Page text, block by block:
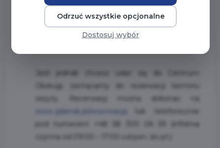
Pamiętaj, że wszystkie sprawy załatwisz
online po zalogowaniu na swoje konto lub
Obsługi, zachęcamy do rezerwacji terminu
wizyty. Rezerwacji można dokonać na
www.gdansk.pl/rezerwacja
lub telefonicznie
pod numerem +48 58 300 06 59 (infolinia
czynna od 09:00 - 17:00 od pon. do pt.)
Odrzuć wszystkie opcjonalne
Dostosuj wybór